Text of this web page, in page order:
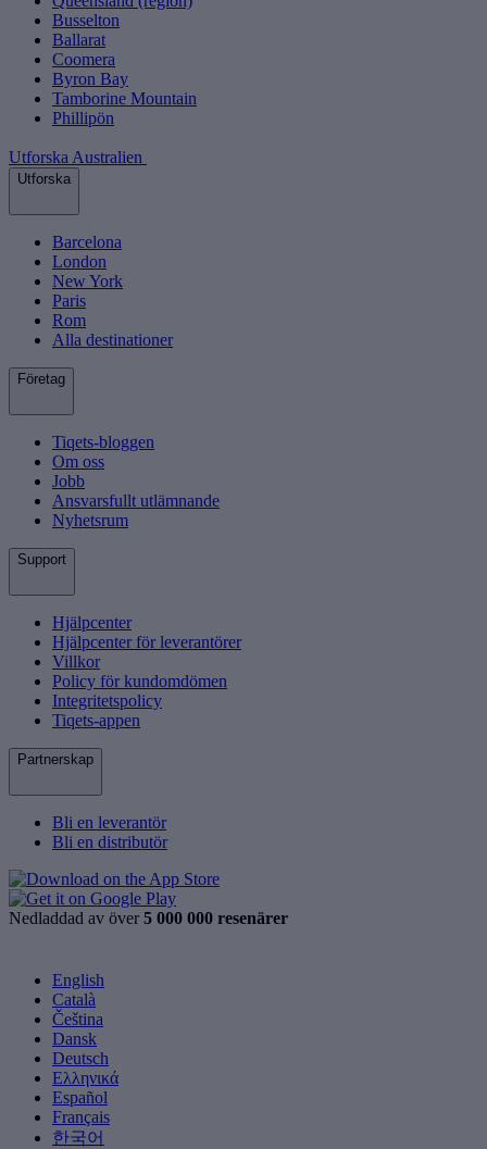
Busselton
Ballarat
Coomera
Byron Bay
Tamborine Mountain
Phillipön
Utforska Australien
Utforska
Barcelona
London
New York
Paris
Rom
Alla destinationer
Företag
Tiqets-bloggen
Om oss
Jobb
Ansvarsfullt utlämnande
Nyhetsrum
Support
Hjälpcenter
Hjälpcenter för leverantörer
Villkor
Policy för kundomdömen
Integritetspolicy
Tiqets-appen
Partnerskap
Bli en leverantör
Bli en distributör
Nedladdad av över 5 000 000 resenärer
English
Català
Čeština
Dansk
Deutsch
Ελληνικά
Español
Français
한국어